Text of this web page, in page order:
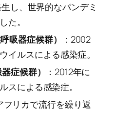
し、世界的なパンデミ
た。
吸器症候群）
：2002
イルスによる感染症。
症候群）
：2012年に
スによる感染症。
フリカで流行を繰り返